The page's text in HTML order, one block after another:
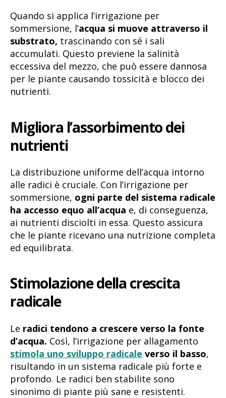
Quando si applica l’irrigazione per
sommersione, l’acqua si muove attraverso il
substrato, trascinando con sé i sali
accumulati. Questo previene la salinità
eccessiva del mezzo, che può essere dannosa
per le piante causando tossicità e blocco dei
nutrienti.
Migliora l’assorbimento dei
nutrienti
La distribuzione uniforme dell’acqua intorno
alle radici è cruciale. Con l’irrigazione per
sommersione, ogni parte del sistema radicale
ha accesso equo all’acqua e, di conseguenza,
ai nutrienti disciolti in essa. Questo assicura
che le piante ricevano una nutrizione completa
ed equilibrata.
Stimolazione della crescita
radicale
Le radici tendono a crescere verso la fonte
d’acqua. Così, l’irrigazione per allagamento
stimola uno sviluppo radicale verso il basso,
risultando in un sistema radicale più forte e
profondo. Le radici ben stabilite sono
sinonimo di piante più sane e resistenti.